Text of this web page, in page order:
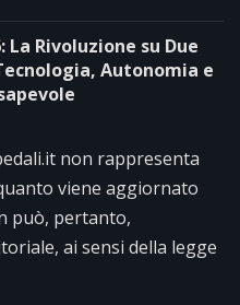
La Rivoluzione su Due
Autonomia e
non rappresenta
viene aggiornato
può, pertanto,
ai sensi della legge